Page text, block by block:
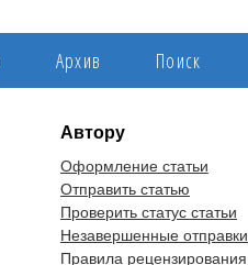
Архив Поиск
Автору
Оформление статьи
Отправить статью
Проверить статус статьи
Незавершенные отправки
Правила рецензирования